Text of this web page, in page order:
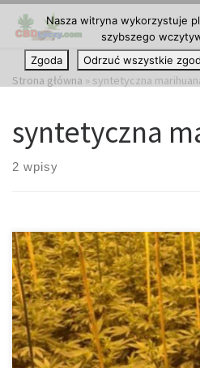
Przejdź do treści
Strona główna » syntetyczna
syntetyczna
2 wpisy
W Bell County, Teksas,
tym, jak urzędnicy przejęli narkotyki
dolarów. Była to kokaina oraz
jako K2 Spice. Przejęcie jest
Bell County Organized Crime Unit
Nasza witryna wykorzystuje
szybszego
Zgoda
Odrzuć wszystkie